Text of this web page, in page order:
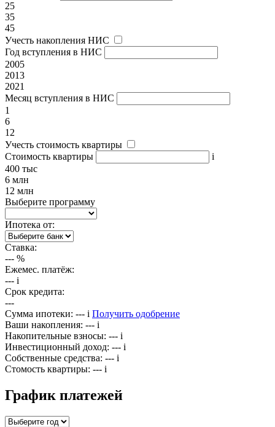
25
35
45
Учесть накопления НИС
Год вступления в НИС
2005
2013
2021
Месяц вступления в НИС
1
6
12
Учесть стоимость квартиры
Стоимость квартиры
i
400 тыс
6 млн
12 млн
Выберите программу
Ипотека от:
Ставка:
--- %
Ежемес. платёж:
--- i
Срок кредита:
---
Сумма ипотеки: --- i Получить одобрение
Ваши накопления: --- i
Накопительные взносы: --- i
Инвестиционный доход: --- i
Собственные средства: --- i
Стомость квартиры: --- i
График платежей